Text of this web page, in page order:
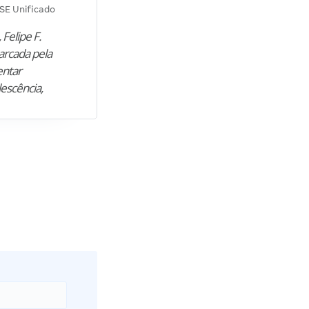
Unificado
Felipe F.
pela